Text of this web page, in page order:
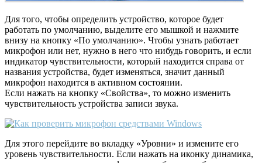
Для того, чтобы определить устройство, которое будет
работать по умолчанию, выделите его мышкой и нажмите
внизу на кнопку «По умолчанию». Чтобы узнать работает
микрофон или нет, нужно в него что нибудь говорить, и если
индикатор чувствительности, который находится справа от
названия устройства, будет изменяться, значит данный
микрофон находится в активном состоянии.
Если нажать на кнопку «Свойства», то можно изменить
чувствительность устройства записи звука.
Для этого перейдите во вкладку «Уровни» и измените его
уровень чувствительности. Если нажать на иконку динамика,